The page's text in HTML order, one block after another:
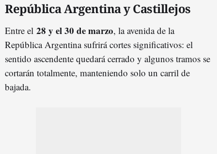
República Argentina y Castillejos
Entre el 28 y el 30 de marzo, la avenida de la
República Argentina sufrirá cortes significativos: el
sentido ascendente quedará cerrado y algunos tramos se
cortarán totalmente, manteniendo solo un carril de
bajada.